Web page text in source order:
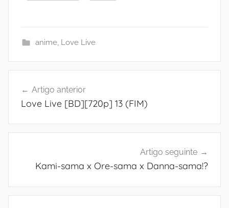
anime, Love Live
de
Artigo anterior
Love Live [BD][720p] 13 (FIM)
Artigo seguinte
Kami-sama x Ore-sama x Danna-sama!?